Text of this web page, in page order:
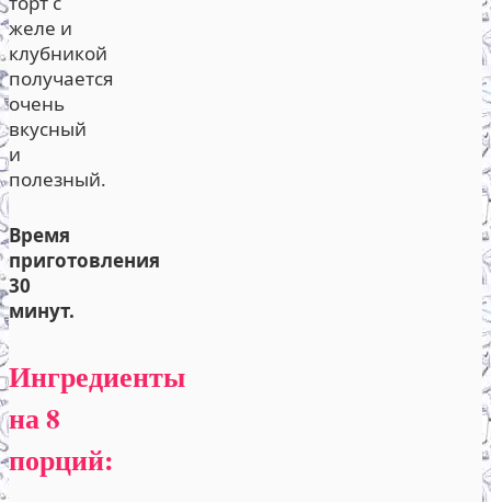
желе и
клубникой
получается
очень
вкусный
и
полезный.
Время
приготовления
30
минут.
Ингредиенты
на 8
порций: